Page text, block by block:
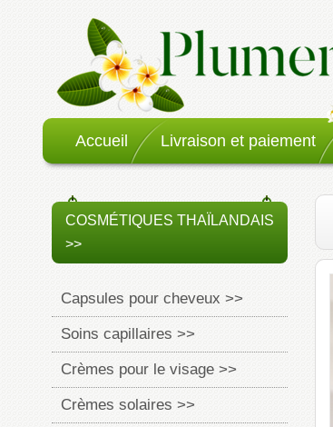
Accueil Livraison et paiement
COSMÉTIQUES THAÏLANDAIS
>>
Capsules pour cheveux >>
Soins capillaires >>
Crèmes pour le visage >>
Crèmes solaires >>